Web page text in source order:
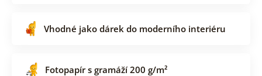
Vhodné jako dárek do moderního interiéru
Fotopapír s gramáží 200 g/m²